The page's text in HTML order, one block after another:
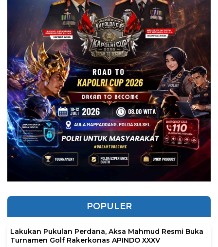
POPULER
Lakukan Pukulan Perdana, Aksa Mahmud Resmi Buka
Turnamen Golf Rakerkonas APINDO XXXV